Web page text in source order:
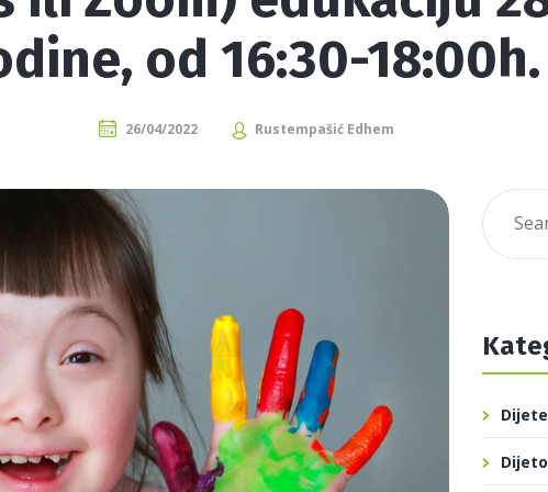
Meso / Riba / Jaja
Masti i ulja
Dijetoterapija
od 16:30-18:00h.
26/04/2022 Rustempašić Edhem